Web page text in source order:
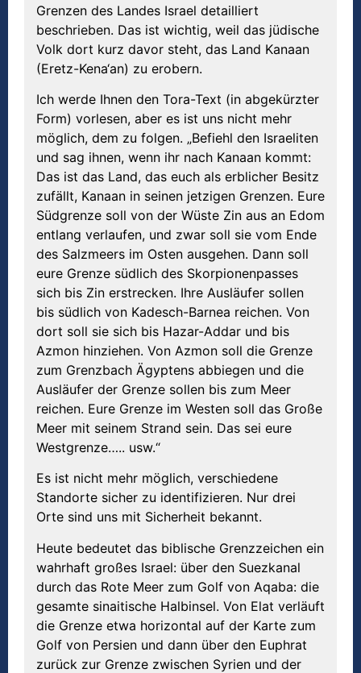
Grenzen des Landes Israel detailliert
beschrieben. Das ist wichtig, weil das jüdische
Volk dort kurz davor steht, das Land Kanaan
(Eretz-Kena‘an) zu erobern.
Ich werde Ihnen den Tora-Text (in abgekürzter
Form) vorlesen, aber es ist uns nicht mehr
möglich, dem zu folgen. „Befiehl den Israeliten
und sag ihnen, wenn ihr nach Kanaan kommt:
Das ist das Land, das euch als erblicher Besitz
zufällt, Kanaan in seinen jetzigen Grenzen. Eure
Südgrenze soll von der Wüste Zin aus an Edom
entlang verlaufen, und zwar soll sie vom Ende
des Salzmeers im Osten ausgehen. Dann soll
eure Grenze südlich des Skorpionenpasses
sich bis Zin erstrecken. Ihre Ausläufer sollen
bis südlich von Kadesch-Barnea reichen. Von
dort soll sie sich bis Hazar-Addar und bis
Azmon hinziehen. Von Azmon soll die Grenze
zum Grenzbach Ägyptens abbiegen und die
Ausläufer der Grenze sollen bis zum Meer
reichen. Eure Grenze im Westen soll das Große
Meer mit seinem Strand sein. Das sei eure
Westgrenze….. usw.“
Es ist nicht mehr möglich, verschiedene
Standorte sicher zu identifizieren. Nur drei
Orte sind uns mit Sicherheit bekannt.
Heute bedeutet das biblische Grenzzeichen ein
wahrhaft großes Israel: über den Suezkanal
durch das Rote Meer zum Golf von Aqaba: die
gesamte sinaitische Halbinsel. Von Elat verläuft
die Grenze etwa horizontal auf der Karte zum
Golf von Persien und dann über den Euphrat
zurück zur Grenze zwischen Syrien und der